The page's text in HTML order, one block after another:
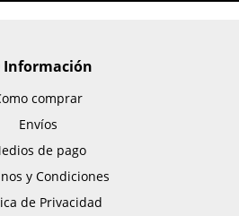
Información
comprar
Envíos
de pago
y Condiciones
de Privacidad